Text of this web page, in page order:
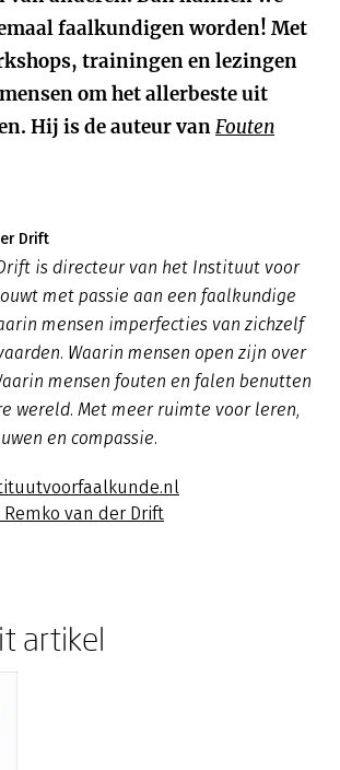
faalkundigen worden! Met
trainingen en lezingen
om het allerbeste uit
Hij is de auteur vanFouten
Drift
is directeur van het Instituut voor
met passie aan een faalkundige
mensen imperfecties van zichzelf
Waarin mensen open zijn over
mensen fouten en falen benutten
wereld. Met meer ruimte voor leren,
en compassie.
van der Drift
artikel